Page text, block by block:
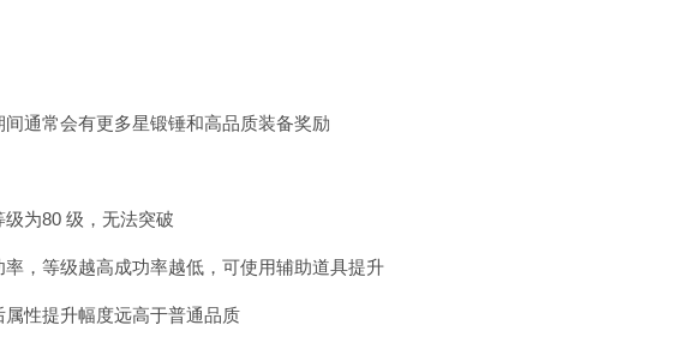
通常会有更多星锻锤和高品质装备奖励
为80 级，无法突破
，等级越高成功率越低，可使用辅助道具提升
性提升幅度远高于普通品质